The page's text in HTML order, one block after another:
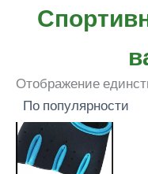
Отображение